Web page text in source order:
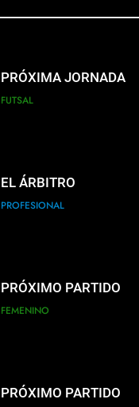
PRÓXIMA JORNADA
FUTSAL
EL ÁRBITRO
PROFESIONAL
PRÓXIMO PARTIDO
FEMENINO
PRÓXIMO PARTIDO